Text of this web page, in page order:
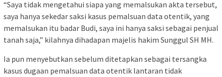
“Saya tidak mengetahui siapa yang memalsukan ‎akta tersebut,
saya hanya sekedar saksi kasus pemalsuan data otentik, yang
memalsukan itu badar Budi, saya ini hanya saksi sebagai penjual
tanah saja,” kilahnya dihadapan majelis hakim Sunggul SH MH.
Ia pun menyebutkan sebelum ditetapkan sebagai tersangka
kasus dugaan pemalsuan data otentik lantaran tidak